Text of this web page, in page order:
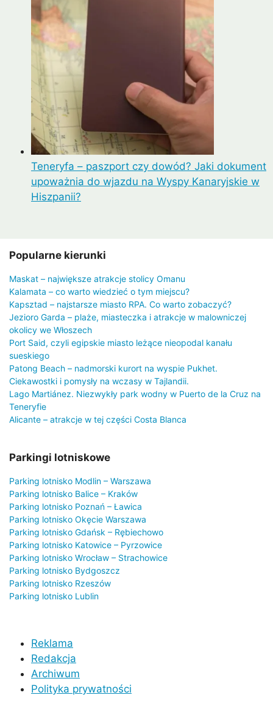
Teneryfa – paszport czy dowód? Jaki dokument
upoważnia do wjazdu na Wyspy Kanaryjskie w
Hiszpanii?
Popularne kierunki
Maskat – największe atrakcje stolicy Omanu
Kalamata – co warto wiedzieć o tym miejscu?
Kapsztad – najstarsze miasto RPA. Co warto zobaczyć?
Jezioro Garda – plaże, miasteczka i atrakcje w malowniczej
okolicy we Włoszech
Port Said, czyli egipskie miasto leżące nieopodal kanału
sueskiego
Patong Beach – nadmorski kurort na wyspie Pukhet.
Ciekawostki i pomysły na wczasy w Tajlandii.
Lago Martiánez. Niezwykły park wodny w Puerto de la Cruz na
Teneryfie
Alicante – atrakcje w tej części Costa Blanca
Parkingi lotniskowe
Parking lotnisko Modlin – Warszawa
Parking lotnisko Balice – Kraków
Parking lotnisko Poznań – Ławica
Parking lotnisko Okęcie Warszawa
Parking lotnisko Gdańsk – Rębiechowo
Parking lotnisko Katowice – Pyrzowice
Parking lotnisko Wrocław – Strachowice
Parking lotnisko Bydgoszcz
Parking lotnisko Rzeszów
Parking lotnisko Lublin
Reklama
Redakcja
Archiwum
Polityka prywatności